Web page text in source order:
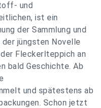
und
ist ein
der Sammlung und
jüngsten Novelle
Fleckerlteppich an
bald Geschichte. Ab
und spätestens ab
Schon jetzt